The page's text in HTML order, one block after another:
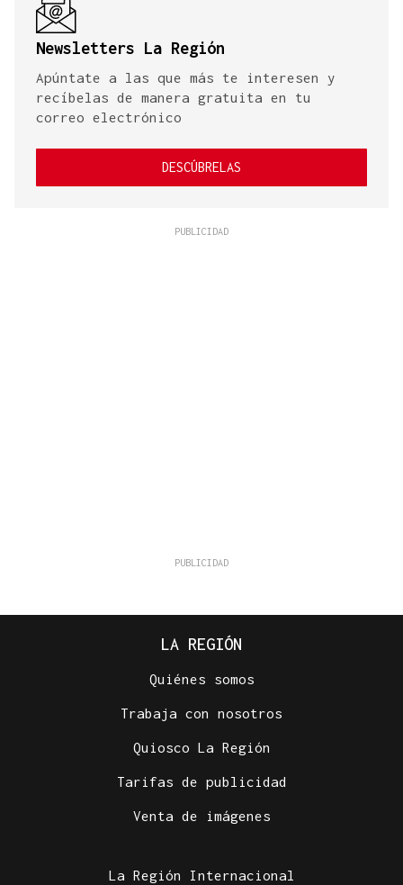
Newsletters La Región
Apúntate a las que más te interesen y
recíbelas de manera gratuita en tu
correo electrónico
DESCÚBRELAS
LA REGIÓN
Quiénes somos
Trabaja con nosotros
Quiosco La Región
Tarifas de publicidad
Venta de imágenes
La Región Internacional